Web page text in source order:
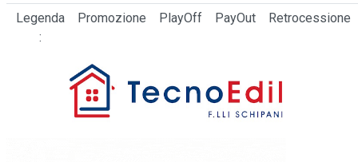
Legenda
:
Promozione PlayOff PayOut Retrocessione